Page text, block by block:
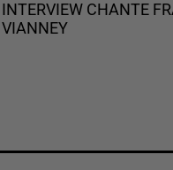
INTERVIEW CHANTE
VIANNEY